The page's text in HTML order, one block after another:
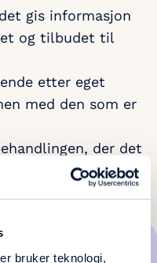
bruker teknologi,
gis informasjon
og tilbudet til
etter eget
med den som er
der det